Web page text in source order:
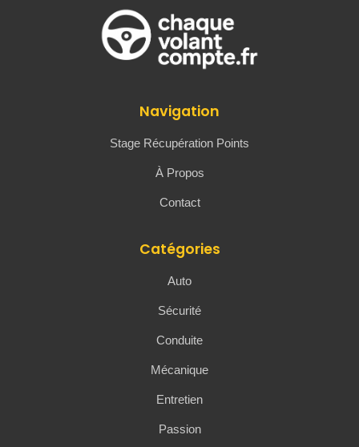
Navigation
Stage Récupération Points
À Propos
Contact
Catégories
Auto
Sécurité
Conduite
Mécanique
Entretien
Passion